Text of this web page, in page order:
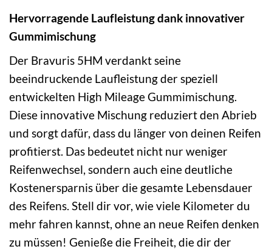
Hervorragende Laufleistung dank innovativer
Gummimischung
Der Bravuris 5HM verdankt seine
beeindruckende Laufleistung der speziell
entwickelten High Mileage Gummimischung.
Diese innovative Mischung reduziert den Abrieb
und sorgt dafür, dass du länger von deinen Reifen
profitierst. Das bedeutet nicht nur weniger
Reifenwechsel, sondern auch eine deutliche
Kostenersparnis über die gesamte Lebensdauer
des Reifens. Stell dir vor, wie viele Kilometer du
mehr fahren kannst, ohne an neue Reifen denken
zu müssen! Genieße die Freiheit, die dir der